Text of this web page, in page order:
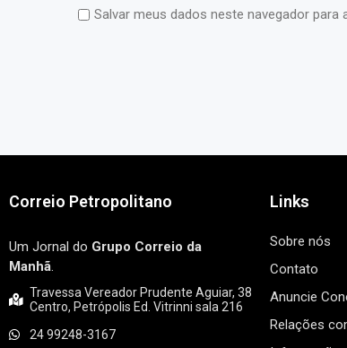
Salvar meus dados neste navegador para
Correio Petropolitano
Um Jornal do Grupo Correio da
Manhã.
Travessa Vereador Prudente Aguiar, 38
Centro, Petrópolis Ed. Vitrinni sala 216
24 99248-3167
Links
Sobre nós
Contato
Anuncie
Relações